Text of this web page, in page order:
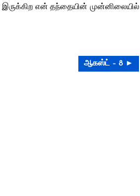
என் தந்தையின் முன்னிலையில்
ஆகஸ்ட் – 8 ►